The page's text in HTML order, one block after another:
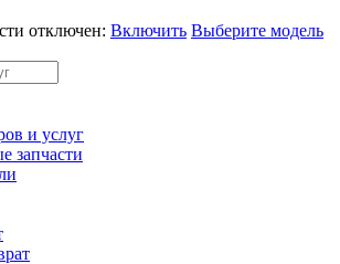
отключен: Включить Выберите модель
и услуг
запчасти